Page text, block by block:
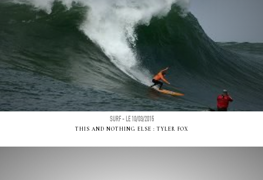
SURF - LE 10/03/2015
THIS AND NOTHING ELSE : TYLER FOX